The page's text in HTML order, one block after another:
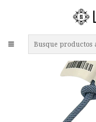
ENVÍO GRATIS A